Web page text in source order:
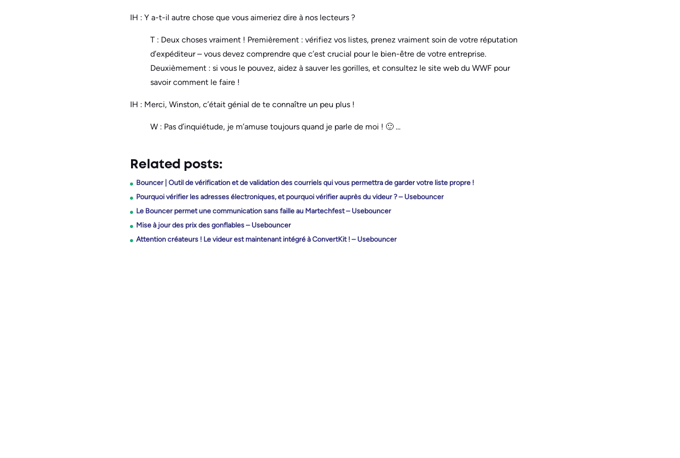
IH : Y a-t-il autre chose que vous aimeriez dire à nos lecteurs ?
T : Deux choses vraiment ! Premièrement : vérifiez vos listes, prenez vraiment soin de votre réputation
d’expéditeur – vous devez comprendre que c’est crucial pour le bien-être de votre entreprise.
Deuxièmement : si vous le pouvez, aidez à sauver les gorilles, et consultez le site web du WWF pour
savoir comment le faire !
IH : Merci, Winston, c’était génial de te connaître un peu plus !
W : Pas d’inquiétude, je m’amuse toujours quand je parle de moi ! 🙂 …
Related posts:
Bouncer | Outil de vérification et de validation des courriels qui vous permettra de garder votre liste propre !
Pourquoi vérifier les adresses électroniques, et pourquoi vérifier auprès du videur ? – Usebouncer
Le Bouncer permet une communication sans faille au Martechfest – Usebouncer
Mise à jour des prix des gonflables – Usebouncer
Attention créateurs ! Le videur est maintenant intégré à ConvertKit ! – Usebouncer